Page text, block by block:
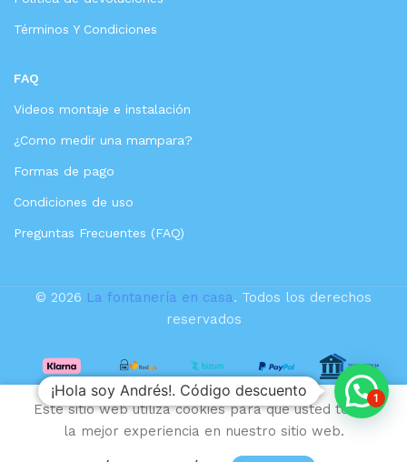
Términos Y Condiciones
FAQ
Videos montaje e instalación
¿Como medir una mampara?
Formas de pago
Condiciones de uso
Preguntas Frecuentes (FAQ)
© 2026 La fontanería en casa. Todos los derechos
reservados
Este sitio web utiliza cookies para que usted tenga
la mejor experiencia en nuestro sitio web.
Monomando
bidé Lúxor
114,95€
85,06€
Añadir al
¡Hola soy Andrés!. Código descuento 1